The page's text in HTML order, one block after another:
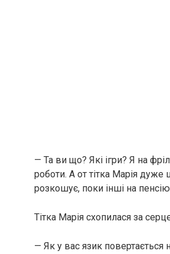
— Та ви що? Які ігри? Я на
роботи. А от тітка Марія дуже
розкошує, поки інші на
Тітка Марія схопилася за
— Як у вас язик повертається